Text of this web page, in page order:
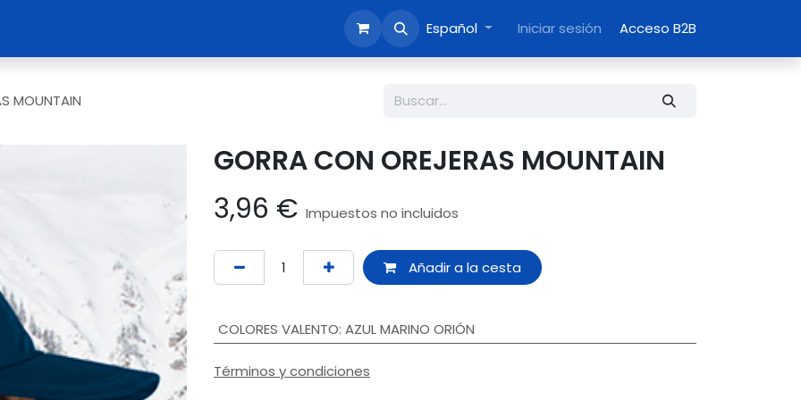
Revisión EPI365 Español Iniciar sesión Acceso B2B
MOUNTAIN
GORRA CON OREJERAS MOUNTAIN
3,96 € Impuestos no incluidos
Añadir a la cesta
COLORES VALENTO: AZUL MARINO ORIÓN
Términos y condiciones